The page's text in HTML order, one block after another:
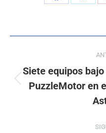
Siete equipos
PuzzleMotor en